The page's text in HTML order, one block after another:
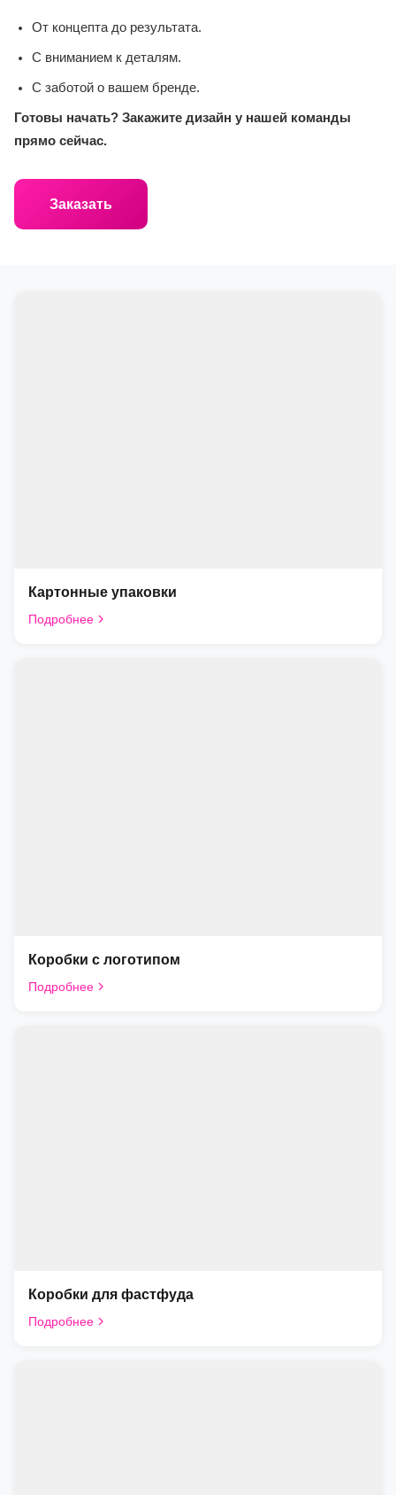
От концепта до результата.
С вниманием к деталям.
С заботой о вашем бренде.
Готовы начать? Закажите дизайн у нашей команды
прямо сейчас.
Заказать
Картонные упаковки
Подробнее
Коробки с логотипом
Подробнее
Коробки для фастфуда
Подробнее